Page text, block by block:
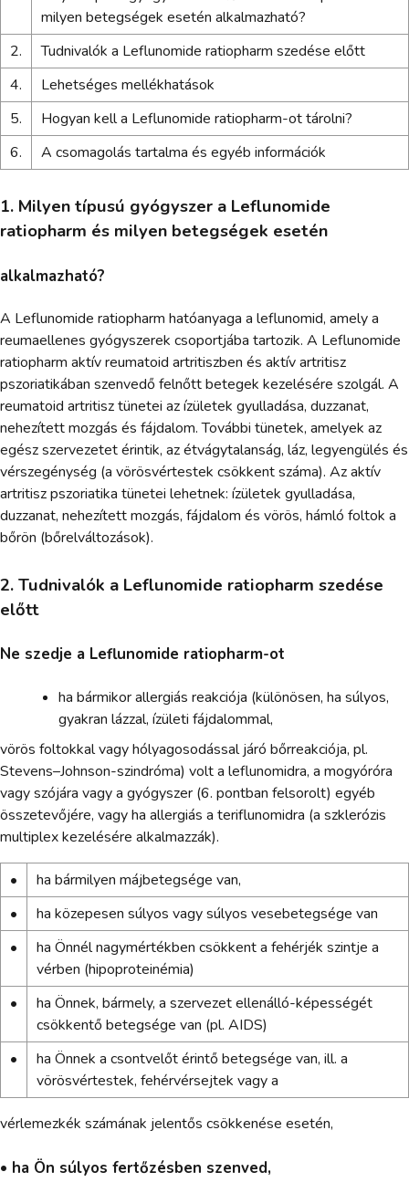
milyen betegségek esetén alkalmazható?
2.
Tudnivalók a Leflunomide ratiopharm szedése előtt
4.
Lehetséges mellékhatások
5.
Hogyan kell a Leflunomide ratiopharm-ot tárolni?
6.
A csomagolás tartalma és egyéb információk
1. Milyen típusú gyógyszer a Leflunomide
ratiopharm és milyen betegségek esetén
alkalmazható?
A Leflunomide ratiopharm hatóanyaga a leflunomid, amely a
reumaellenes gyógyszerek csoportjába tartozik. A Leflunomide
ratiopharm aktív reumatoid artritiszben és aktív artritisz
pszoriatikában szenvedő felnőtt betegek kezelésére szolgál. A
reumatoid artritisz tünetei az ízületek gyulladása, duzzanat,
nehezített mozgás és fájdalom. További tünetek, amelyek az
egész szervezetet érintik, az étvágytalanság, láz, legyengülés és
vérszegénység (a vörösvértestek csökkent száma). Az aktív
artritisz pszoriatika tünetei lehetnek: ízületek gyulladása,
duzzanat, nehezített mozgás, fájdalom és vörös, hámló foltok a
bőrön (bőrelváltozások).
2. Tudnivalók a Leflunomide ratiopharm szedése
előtt
Ne szedje a Leflunomide ratiopharm-ot
ha bármikor allergiás reakciója (különösen, ha súlyos,
gyakran lázzal, ízületi fájdalommal,
vörös foltokkal vagy hólyagosodással járó bőrreakciója, pl.
Stevens–Johnson-szindróma) volt a leflunomidra, a mogyóróra
vagy szójára vagy a gyógyszer (6. pontban felsorolt) egyéb
összetevőjére, vagy ha allergiás a teriflunomidra (a szklerózis
multiplex kezelésére alkalmazzák).
•
ha bármilyen májbetegsége van,
•
ha közepesen súlyos vagy súlyos vesebetegsége van
•
ha Önnél nagymértékben csökkent a fehérjék szintje a
vérben (hipoproteinémia)
•
ha Önnek, bármely, a szervezet ellenálló-képességét
csökkentő betegsége van (pl. AIDS)
•
ha Önnek a csontvelőt érintő betegsége van, ill. a
vörösvértestek, fehérvérsejtek vagy a
vérlemezkék számának jelentős csökkenése esetén,
• ha Ön súlyos fertőzésben szenved,